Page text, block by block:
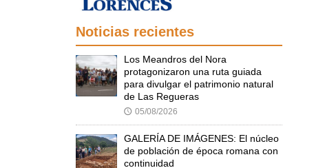
Noticias recientes
Los Meandros del Nora
protagonizaron una ruta guiada
para divulgar el patrimonio natural
de Las Regueras
🕔 05/08/2026
GALERÍA DE IMÁGENES: El núcleo
de población de época romana con
continuidad